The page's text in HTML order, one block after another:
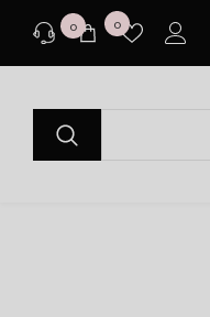
0 רשימת
משאלות
0
0
פריטים
איתנו קשר במגוון